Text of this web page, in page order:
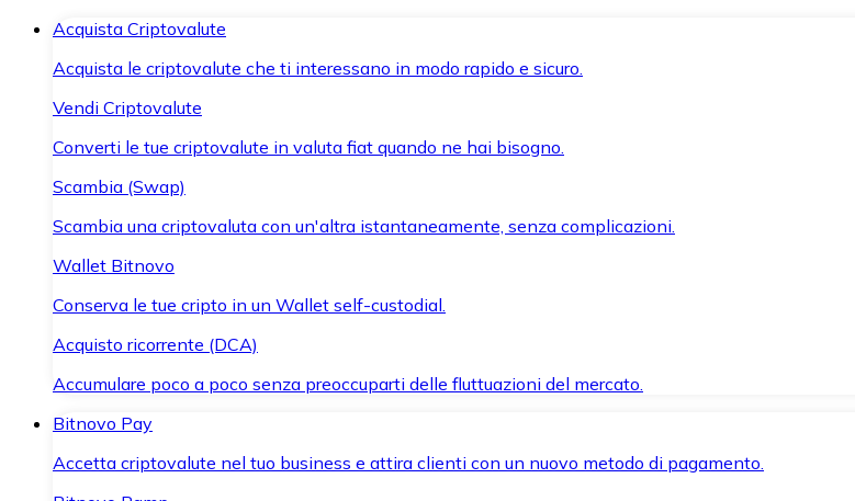
Acquista Criptovalute
Acquista le criptovalute che ti interessano in modo rapido e sicuro.
Vendi Criptovalute
Converti le tue criptovalute in valuta fiat quando ne hai bisogno.
Scambia (Swap)
Scambia una criptovaluta con un'altra istantaneamente, senza complicazioni.
Wallet Bitnovo
Conserva le tue cripto in un Wallet self-custodial.
Acquisto ricorrente (DCA)
Accumulare poco a poco senza preoccuparti delle fluttuazioni del mercato.
Bitnovo Pay
Accetta criptovalute nel tuo business e attira clienti con un nuovo metodo di pagamento.